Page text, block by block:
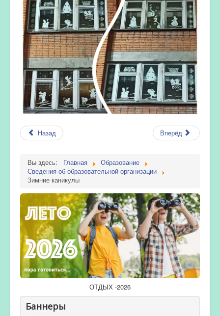
Назад Вперёд
Вы здесь: Главная
Образование
Сведения об образовательной организации
Зимние каникулы
ОТДЫХ -2026
Баннеры